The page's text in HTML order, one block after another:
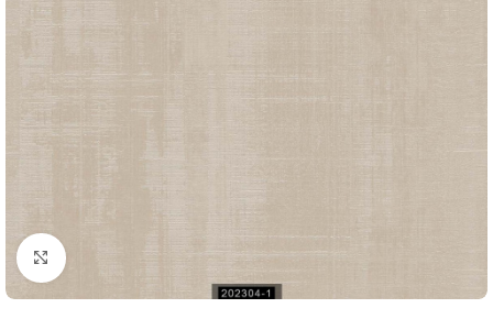
Büyütmek için tıklayın